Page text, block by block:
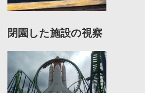
閉園した施設の視察